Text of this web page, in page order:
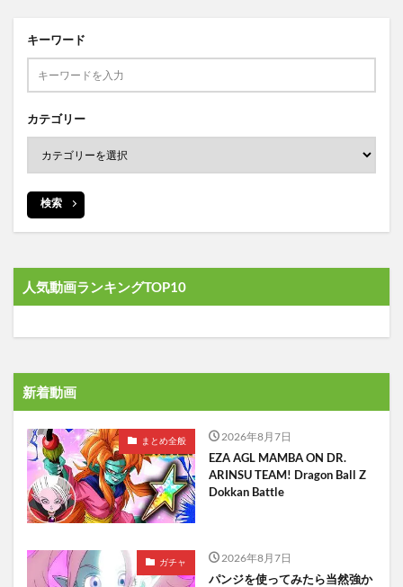
キーワード
カテゴリー
検索
人気動画ランキングTOP10
新着動画
まとめ全般 2026年8月7日
EZA AGL MAMBA ON DR.
ARINSU TEAM! Dragon Ball Z
Dokkan Battle
ガチャ 2026年8月7日
パンジを使ってみたら当然強か